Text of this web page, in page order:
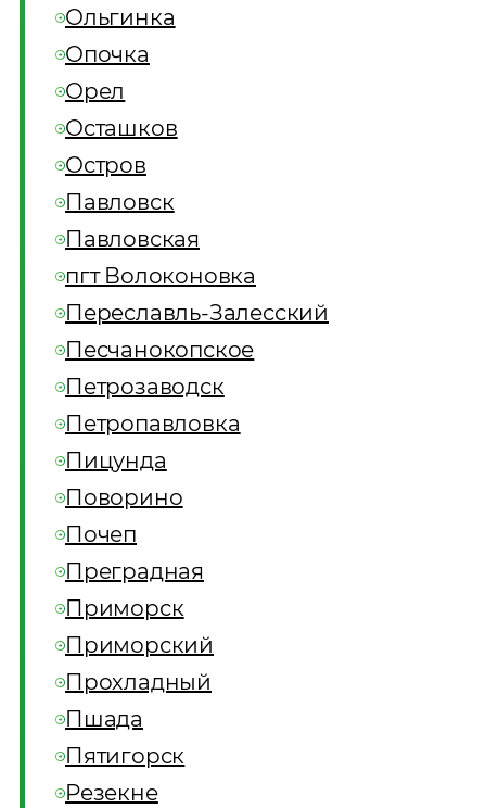
Ольгинка
Опочка
Орел
Осташков
Остров
Павловск
Павловская
пгт Волоконовка
Переславль-Залесский
Песчанокопское
Петрозаводск
Петропавловка
Пицунда
Поворино
Почеп
Преградная
Приморск
Приморский
Прохладный
Пшада
Пятигорск
Резекне